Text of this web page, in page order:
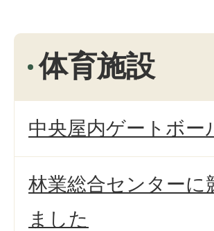
体育施設
中央屋内ゲートボー
林業総合センター
ました